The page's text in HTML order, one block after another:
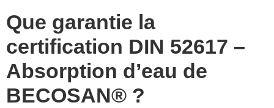
Que garantie la
certification DIN 52617 –
Absorption d’eau de
BECOSAN® ?